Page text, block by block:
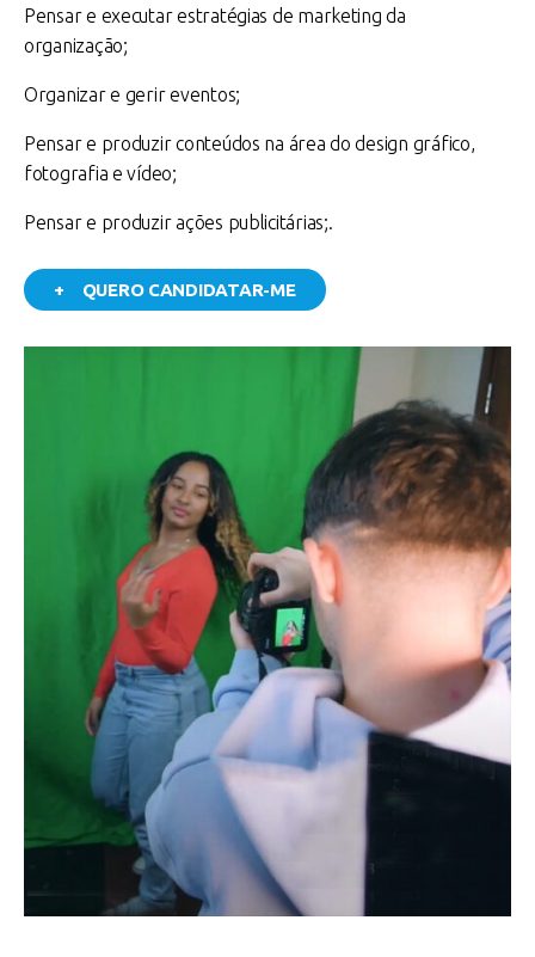
Pensar e executar estratégias de marketing da
organização;
Organizar e gerir eventos;
Pensar e produzir conteúdos na área do design gráfico,
fotografia e vídeo;
Pensar e produzir ações publicitárias;.
+ QUERO CANDIDATAR-ME